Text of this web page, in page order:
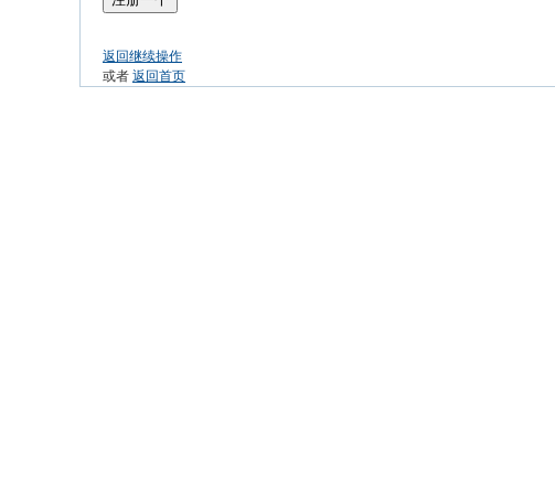
返回继续操作
或者 返回首页